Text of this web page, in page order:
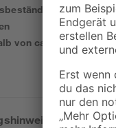
stoß- und
von ca. 2 h zu